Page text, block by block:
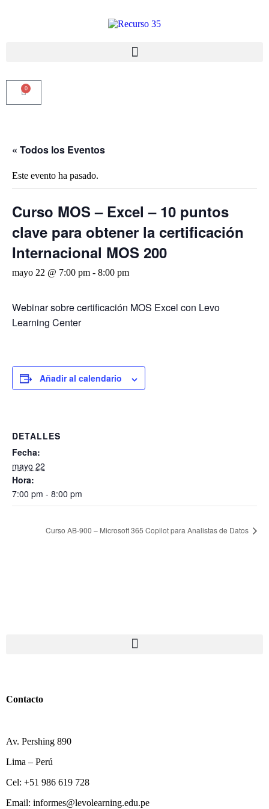
0
« Todos los Eventos
Este evento ha pasado.
Curso MOS – Excel – 10 puntos
clave para obtener la certificación
Internacional MOS 200
mayo 22 @ 7:00 pm - 8:00 pm
Webinar sobre certificación MOS Excel con Levo
Learning Center
Añadir al calendario
DETALLES
Fecha:
mayo 22
Hora:
7:00 pm - 8:00 pm
Curso AB-900 – Microsoft 365 Copilot para Analistas de Datos
Contacto
Av. Pershing 890
Lima – Perú
Cel: +51 986 619 728
Email: informes@levolearning.edu.pe